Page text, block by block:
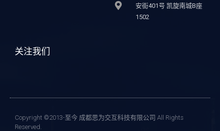
安街401号 凯旋南城B座
1502
关注我们
Copyright ©2013-至今 成都思为交互科技有限公司 All Rights
Reserved.